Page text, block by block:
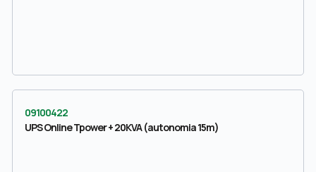
09100422
UPS Online Tpower + 20KVA (autonomia 15m)